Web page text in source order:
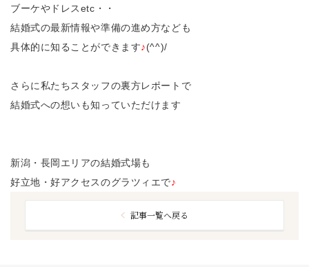
ブーケやドレスetc・・
結婚式の最新情報や準備の進め方なども
具体的に知ることができます♪(^^)/
さらに私たちスタッフの裏方レポートで
結婚式への想いも知っていただけます
新潟・長岡エリアの結婚式場も
好立地・好アクセスのグラツィエで♪
記事一覧へ戻る